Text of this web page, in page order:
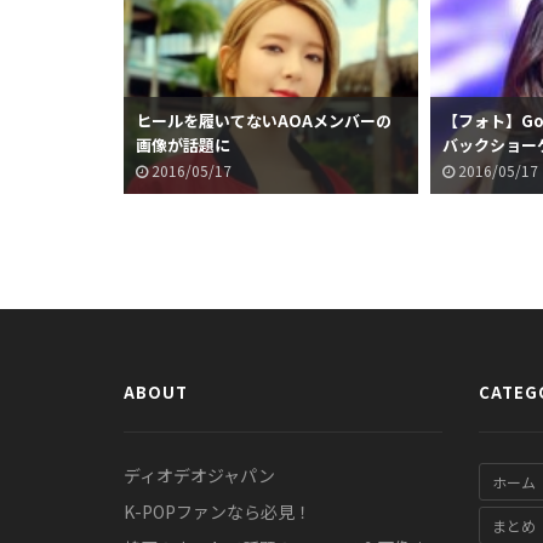
ヒールを履いてないAOAメンバーの
画像が話題に
2016/05/17
【フォト】
バックショー
2016/05/17
ABOUT
ディオデオジャパン
K-POPファンなら必見！
ホーム
まとめ